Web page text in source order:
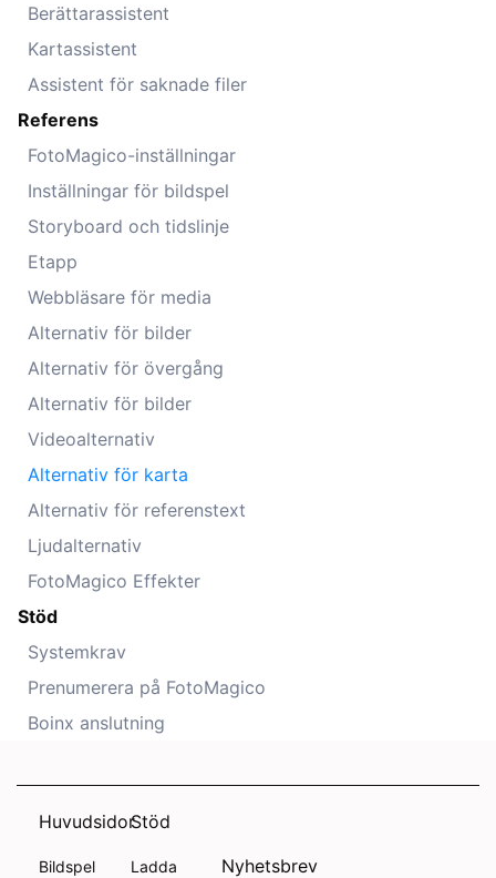
Berättarassistent
Kartassistent
Assistent för saknade filer
Referens
FotoMagico-inställningar
Inställningar för bildspel
Storyboard och tidslinje
Etapp
Webbläsare för media
Alternativ för bilder
Alternativ för övergång
Alternativ för bilder
Videoalternativ
Alternativ för karta
Alternativ för referenstext
Ljudalternativ
FotoMagico Effekter
Stöd
Systemkrav
Prenumerera på FotoMagico
Boinx anslutning
Huvudsidor
Bildspel
Stöd
Ladda
Nyhetsbrev